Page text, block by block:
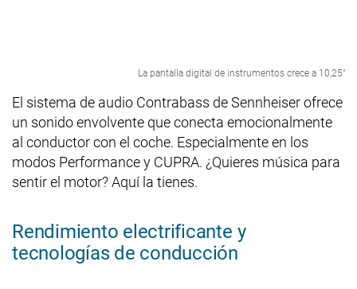
La pantalla digital de instrumentos crece a 10,25"
El sistema de audio Contrabass de Sennheiser ofrece
un sonido envolvente que conecta emocionalmente
al conductor con el coche. Especialmente en los
modos Performance y CUPRA. ¿Quieres música para
sentir el motor? Aquí la tienes.
Rendimiento electrificante y
tecnologías de conducción